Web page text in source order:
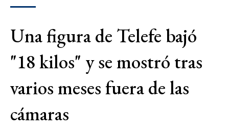
Una figura de Telefe bajó
"18 kilos" y se mostró tras
varios meses fuera de las
cámaras